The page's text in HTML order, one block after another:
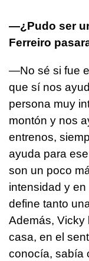
—¿Pudo ser
Ferreiro
—No sé si fue
que sí nos
persona muy
montón y nos
entrenos,
ayuda para
son un poco
intensidad y
define tanto
Además, Vicky
casa, en el
conocía, sabía